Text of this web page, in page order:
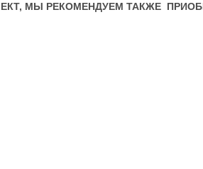
МЫ РЕКОМЕНДУЕМ ТАКЖЕ